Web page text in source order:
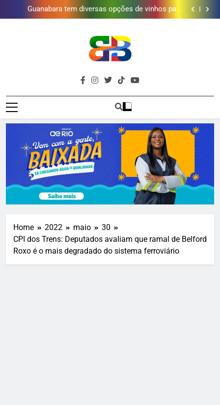
de água por ano na Baixada Fluminense
Guanabara tem diversas opções de vinhos para
presentear o seu pai. Descubra como escolher o que
Gastro Samba reúne Nosso Sentimento e Gustavo
vinho em campanha de Dia dos Pais
Obra garante a preservação de 190 milhões de litros
de água por ano na Baixada Fluminense
Guanabara tem diversas opções de vinhos para
presentear o seu pai. Descubra como escolher o que
mais combina com ele
Gastro Samba reúne Nosso Sentimento e Gustavo
Lins em Nova Iguaçu neste fim de semana
Shopping Grande Rio sorteia MacBook e oferece
de água por ano na Baixada Fluminense
Brava
Baixada
Baixada Fluminense Em Destaque!
Home 2022 maio
30
CPI dos Trens: Deputados avaliam que ramal de Belford
Roxo é o mais degradado do sistema ferroviário